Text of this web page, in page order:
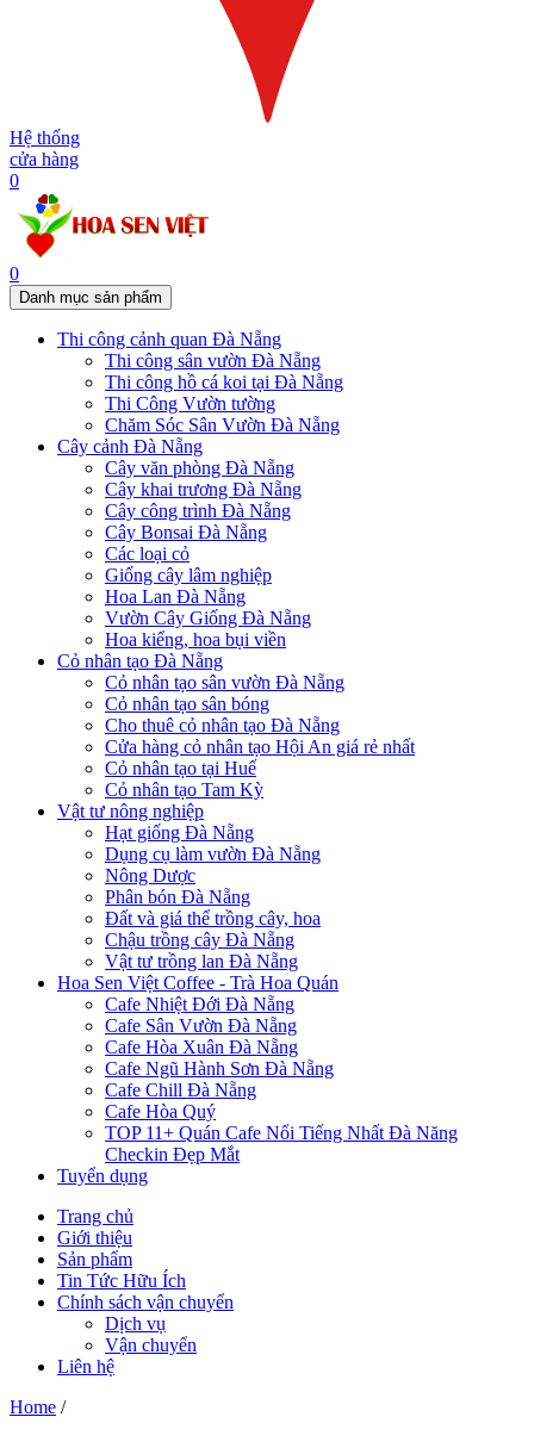
Hệ thống
cửa hàng
0
0
Danh mục sản phẩm
Thi công cảnh quan Đà Nẵng
Thi công sân vườn Đà Nẵng
Thi công hồ cá koi tại Đà Nẵng
Thi Công Vườn tường
Chăm Sóc Sân Vườn Đà Nẵng
Cây cảnh Đà Nẵng
Cây văn phòng Đà Nẵng
Cây khai trương Đà Nẵng
Cây công trình Đà Nẵng
Cây Bonsai Đà Nẵng
Các loại cỏ
Giống cây lâm nghiệp
Hoa Lan Đà Nẵng
Vườn Cây Giống Đà Nẵng
Hoa kiểng, hoa bụi viền
Cỏ nhân tạo Đà Nẵng
Cỏ nhân tạo sân vườn Đà Nẵng
Cỏ nhân tạo sân bóng
Cho thuê cỏ nhân tạo Đà Nẵng
Cửa hàng cỏ nhân tạo Hội An giá rẻ nhất
Cỏ nhân tạo tại Huế
Cỏ nhân tạo Tam Kỳ
Vật tư nông nghiệp
Hạt giống Đà Nẵng
Dụng cụ làm vườn Đà Nẵng
Nông Dược
Phân bón Đà Nẵng
Đất và giá thể trồng cây, hoa
Chậu trồng cây Đà Nẵng
Vật tư trồng lan Đà Nẵng
Hoa Sen Việt Coffee - Trà Hoa Quán
Cafe Nhiệt Đới Đà Nẵng
Cafe Sân Vườn Đà Nẵng
Cafe Hòa Xuân Đà Nẵng
Cafe Ngũ Hành Sơn Đà Nẵng
Cafe Chill Đà Nẵng
Cafe Hòa Quý
TOP 11+ Quán Cafe Nổi Tiếng Nhất Đà Năng
Checkin Đẹp Mắt
Tuyển dụng
Trang chủ
Giới thiệu
Sản phẩm
Tin Tức Hữu Ích
Chính sách vận chuyển
Dịch vụ
Vận chuyển
Liên hệ
Home /